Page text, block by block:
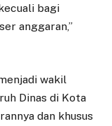
bagi
anggaran,”
wakil
Dinas di Kota
dan khusus